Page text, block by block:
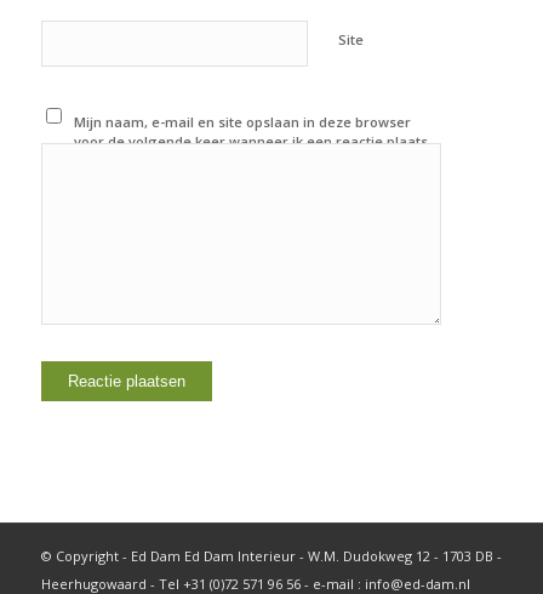
Site
Mijn naam, e-mail en site opslaan in deze browser
voor de volgende keer wanneer ik een reactie plaats.
© Copyright - Ed Dam Ed Dam Interieur - W.M. Dudokweg 12 - 1703 DB -
Heerhugowaard - Tel +31 (0)72 571 96 56 - e-mail : info@ed-dam.nl